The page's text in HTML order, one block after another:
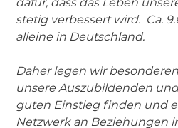
stetig verbessert wird. Ca.
alleine in Deutschland.
Daher legen wir
unsere Auszubildenden
guten Einstieg finden und
Netzwerk an Beziehungen